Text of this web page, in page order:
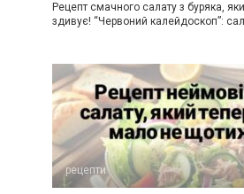
Рецепт смачного салату з буряка,
здивує! “Червоний калейдоскоп”:
рецепти